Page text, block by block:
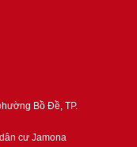
Bồ Đề, TP.
cư Jamona